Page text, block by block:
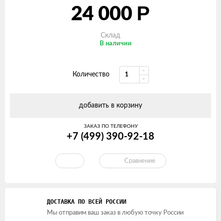
24 000 Р
Склад
В наличии
Количество
добавить в корзину
ЗАКАЗ ПО ТЕЛЕФОНУ
+7 (499) 390-92-18
Сравнение
ДОСТАВКА ПО ВСЕЙ РОССИИ
Мы отправим ваш заказ в любую точку России